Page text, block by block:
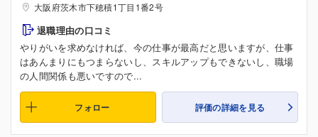
大阪府茨木市下穂積1丁目1番2号
退職理由の口コミ
やりがいを求めなければ、今の仕事が最高だと思いますが、仕事
はあんまりにもつまらないし、スキルアップもできないし、職場
の人間関係も悪いですので...
フォロー 評価の詳細を見る